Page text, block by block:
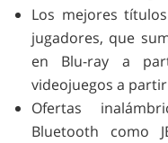
Los mejores
jugadores, que
en Blu-ray a
videojuegos a
Ofertas
Bluetooth como